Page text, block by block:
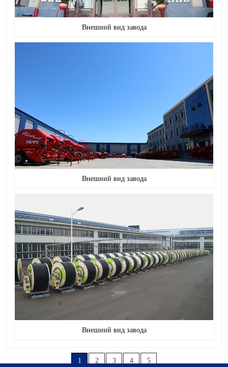
Внешний вид завода
Внешний вид завода
Внешний вид завода
1 2 3 4 5